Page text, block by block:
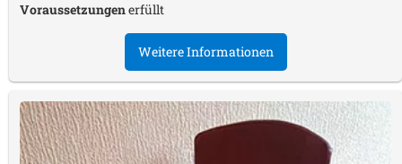
Voraussetzungenerfüllt
Weitere Informationen